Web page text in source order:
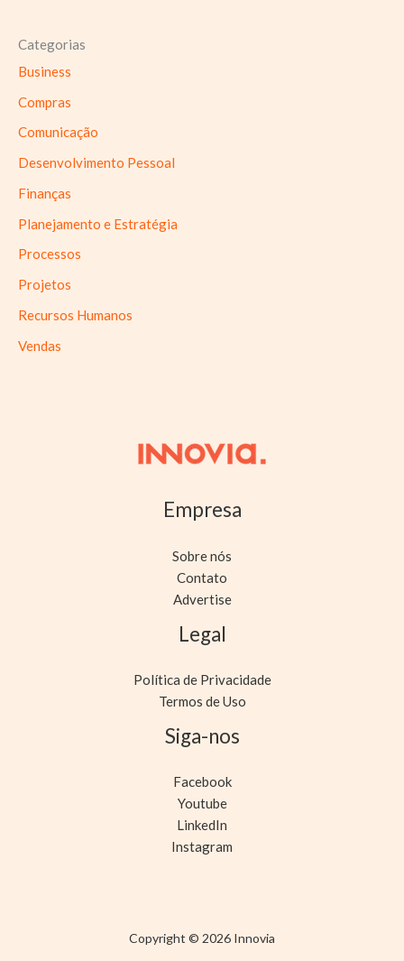
Categorias
Business
Compras
Comunicação
Desenvolvimento Pessoal
Finanças
Planejamento e Estratégia
Processos
Projetos
Recursos Humanos
Vendas
Empresa
Sobre nós
Contato
Advertise
Legal
Política de Privacidade
Termos de Uso
Siga-nos
Facebook
Youtube
LinkedIn
Instagram
Copyright © 2026 Innovia